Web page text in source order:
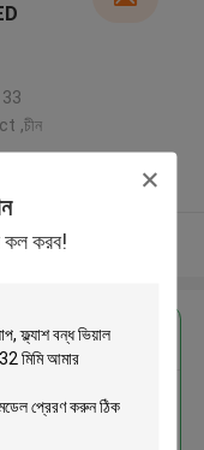
কল করব!
,চীন
ফ্লিপ শীর্ষ ক্যাপ,